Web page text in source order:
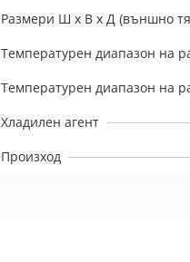
Размери Ш х В х Д (външно
Температурен диапазон на
Температурен диапазон на
Хладилен агент
Произход